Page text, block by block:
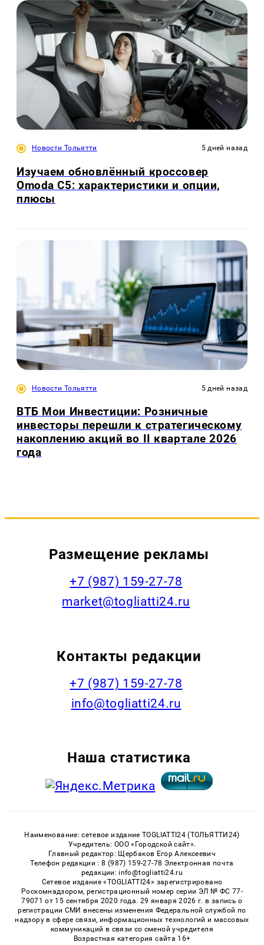
Новости Тольятти 5 дней назад
Изучаем обновлённый кроссовер
Omoda C5: характеристики и опции,
плюсы
Новости Тольятти 5 дней назад
ВТБ Мои Инвестиции: Розничные
инвесторы перешли к стратегическому
накоплению акций во II квартале 2026
года
Размещение рекламы
+7 (987) 159-27-78
market@togliatti24.ru
Контакты редакции
+7 (987) 159-27-78
info@togliatti24.ru
Наша статистика
Наименование: сетевое издание TOGLIATTI24 (ТОЛЬЯТТИ24)
Учредитель: ООО «Городской сайт».
Главный редактор: Щербаков Егор Алексеевич
Телефон редакции : 8 (987) 159-27-78 Электронная почта
редакции: info@togliatti24.ru
Сетевое издание «TOGLIATTI24» зарегистрировано
Роскомнадзором, регистрационный номер серии ЭЛ № ФС 77-
79071 от 15 сентября 2020 года. 29 января 2026 г. в запись о
регистрации СМИ внесены изменения Федеральной службой по
надзору в сфере связи, информационных технологий и массовых
коммуникаций в связи со сменой учредителя
Возрастная категория сайта 16+